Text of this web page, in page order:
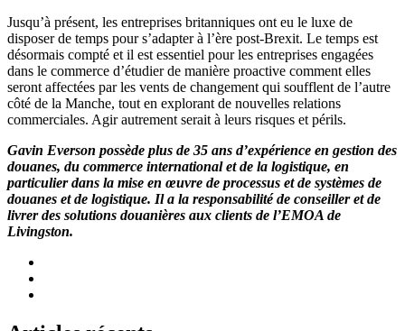
Jusqu’à présent, les entreprises britanniques ont eu le luxe de
disposer de temps pour s’adapter à l’ère post-Brexit. Le temps est
désormais compté et il est essentiel pour les entreprises engagées
dans le commerce d’étudier de manière proactive comment elles
seront affectées par les vents de changement qui soufflent de l’autre
côté de la Manche, tout en explorant de nouvelles relations
commerciales. Agir autrement serait à leurs risques et périls.
Gavin Everson possède plus de 35 ans d’expérience en gestion des
douanes, du commerce international et de la logistique, en
particulier dans la mise en œuvre de processus et de systèmes de
douanes et de logistique. Il a la responsabilité de conseiller et de
livrer des solutions douanières aux clients de l’EMOA de
Livingston.